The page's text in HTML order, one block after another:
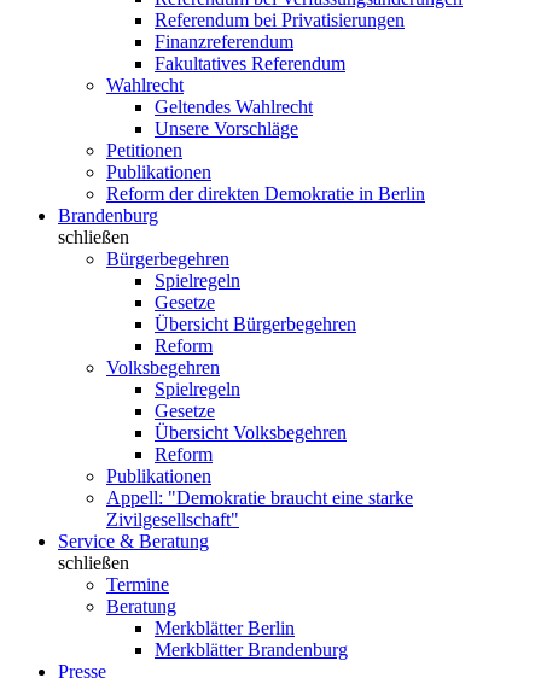
Referendum bei Privatisierungen
Finanzreferendum
Fakultatives Referendum
Wahlrecht
Geltendes Wahlrecht
Unsere Vorschläge
Petitionen
Publikationen
Reform der direkten Demokratie in Berlin
Brandenburg
schließen
Bürgerbegehren
Spielregeln
Gesetze
Übersicht Bürgerbegehren
Reform
Volksbegehren
Spielregeln
Gesetze
Übersicht Volksbegehren
Reform
Publikationen
Appell: "Demokratie braucht eine starke
Zivilgesellschaft"
Service & Beratung
schließen
Termine
Beratung
Merkblätter Berlin
Merkblätter Brandenburg
Presse